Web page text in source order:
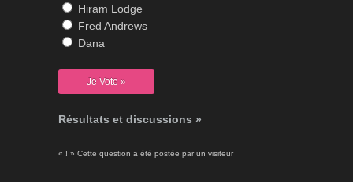
Hiram Lodge
Fred Andrews
Dana
Résultats et discussions »
« ! » Cette question a été postée par un visiteur